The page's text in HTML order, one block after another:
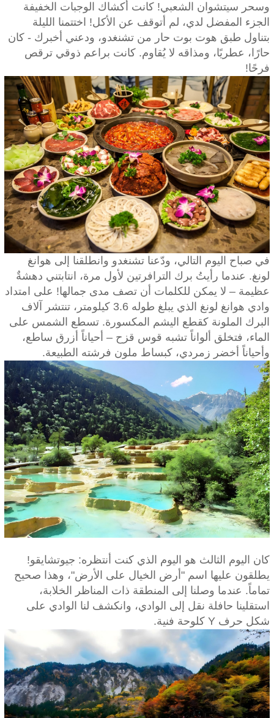
وسحر سيتشوان الشعبي! كانت أكشاك الوجبات الخفيفة
الجزء المفضل لدي، لم أتوقف عن الأكل! اختتمنا الليلة
بتناول طبق هوت بوت حار من تشنغدو، ودعني أخبرك - كان
حارًا، عطريًا، ومذاقه لا يُقاوم. كانت براعم ذوقي ترقص
فرحًا!
في صباح اليوم التالي، ودّعنا تشنغدو وانطلقنا إلى هوانغ
لونغ. عندما رأيتُ برك الترافرتين لأول مرة، انتابتني دهشةٌ
عظيمة – لا يمكن للكلمات أن تصف مدى جمالها! على امتداد
وادي هوانغ لونغ الذي يبلغ طوله 3.6 كيلومتر، تنتشر آلاف
البرك الملونة كقطع اليشم المكسورة. تسطع الشمس على
الماء، فتخلق ألواناً تشبه قوس قزح – أحياناً أزرق ساطع،
وأحياناً أخضر زمردي، كبساط ملون فرشته الطبيعة.
كان اليوم الثالث هو اليوم الذي كنت أنتظره: جيوتشايقو!
يطلقون عليها اسم "أرض الخيال على الأرض"، وهذا صحيح
تماماً. عندما وصلنا إلى المنطقة ذات المناظر الخلابة،
استقلينا حافلة نقل إلى الوادي، وانكشف لنا الوادي على
شكل حرف Y كلوحة فنية.